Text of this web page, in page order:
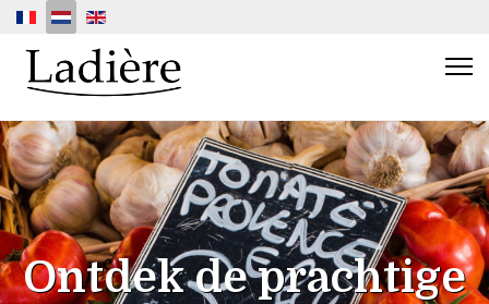
Selecteer de taal
Ontdek de prachtige